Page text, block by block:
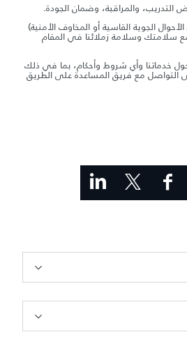
التدريب، والمراقبة، وضمان الجودة.
الجوية القاسية أو المخاوف الأمنية)
سلامتك وسلامة زملائنا في المقام
خدماتنا وأي شروط وأحكام، بما في ذلك
التواصل مع فريق المساعدة على الطريق